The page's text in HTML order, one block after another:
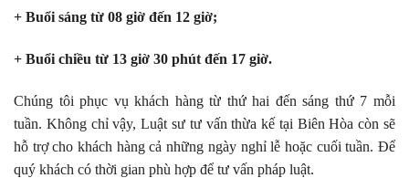
+ Buổi sáng từ 08 giờ đến 12 giờ;
+ Buổi chiều từ 13 giờ 30 phút đến 17 giờ.
Chúng tôi phục vụ khách hàng từ thứ hai đến sáng thứ 7 mỗi
tuần. Không chỉ vậy, Luật sư tư vấn thừa kế tại Biên Hòa còn sẽ
hỗ trợ cho khách hàng cả những ngày nghỉ lễ hoặc cuối tuần. Để
quý khách có thời gian phù hợp để tư vấn pháp luật.